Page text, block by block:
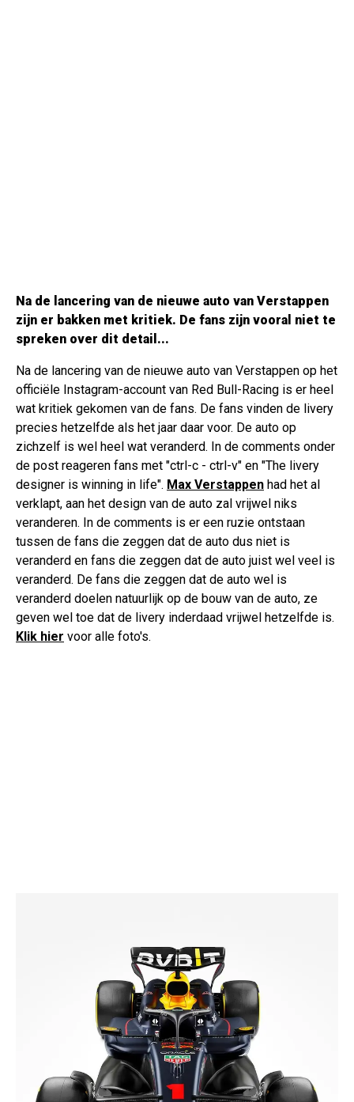
Na de lancering van de nieuwe auto van Verstappen
zijn er bakken met kritiek. De fans zijn vooral niet te
spreken over dit detail...
Na de lancering van de nieuwe auto van Verstappen op het
officiële Instagram-account van Red Bull-Racing is er heel
wat kritiek gekomen van de fans. De fans vinden de livery
precies hetzelfde als het jaar daar voor. De auto op
zichzelf is wel heel wat veranderd. In de comments onder
de post reageren fans met "ctrl-c - ctrl-v" en "The livery
designer is winning in life". Max Verstappen had het al
verklapt, aan het design van de auto zal vrijwel niks
veranderen. In de comments is er een ruzie ontstaan
tussen de fans die zeggen dat de auto dus niet is
veranderd en fans die zeggen dat de auto juist wel veel is
veranderd. De fans die zeggen dat de auto wel is
veranderd doelen natuurlijk op de bouw van de auto, ze
geven wel toe dat de livery inderdaad vrijwel hetzelfde is.
Klik hier voor alle foto's.